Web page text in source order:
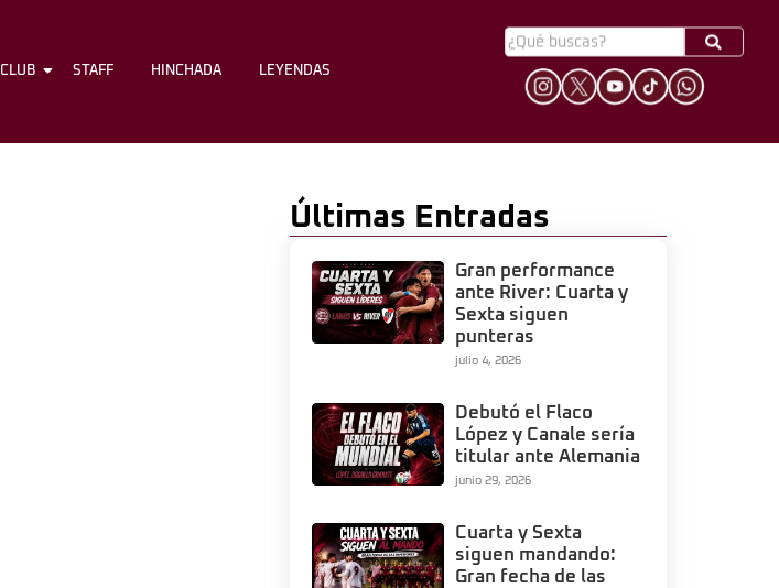
GRANATES CLUB STAFF HINCHADA
CLUB STAFF HINCHADA LEYENDAS
Últimas Entradas
Gran performance
ante River: Cuarta y
Sexta siguen
punteras
julio 4, 2026
Debutó el Flaco
López y Canale sería
titular ante Alemania
junio 29, 2026
Cuarta y Sexta
siguen mandando:
Gran fecha de las